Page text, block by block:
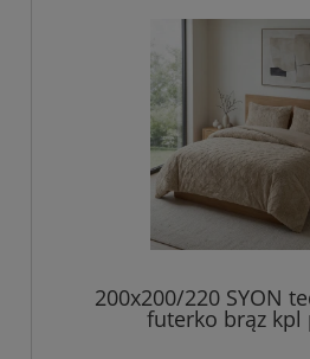
200x200/220 SYON
futerko brąz kpl